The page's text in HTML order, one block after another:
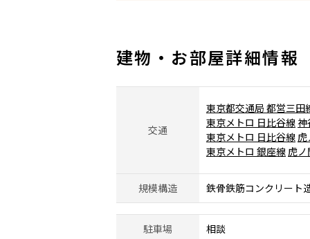
建物・お部屋詳細情報
交通
東京都交通局 都営三田
東京メトロ 日比谷線神
東京メトロ 日比谷線
東京メトロ 銀座線 虎ノ
規模構造 鉄骨鉄筋コンクリート
駐車場 相談